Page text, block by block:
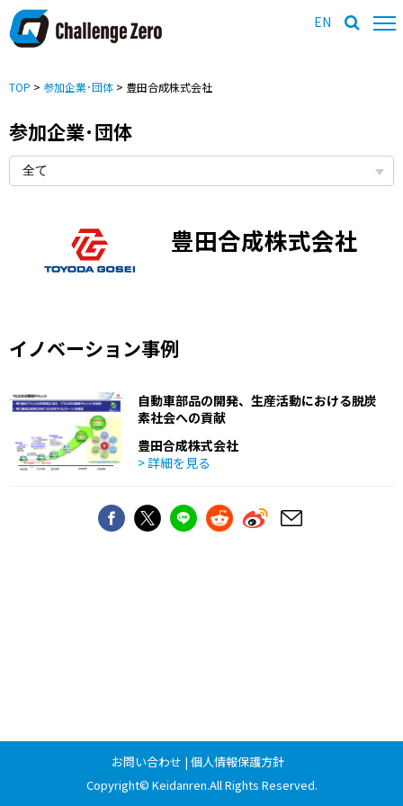
EN
TOP > 参加企業･団体 > 豊田合成株式会社
参加企業･団体
豊田合成株式会社
イノベーション事例
自動車部品の開発、生産活動における脱炭
素社会への貢献
豊田合成株式会社
> 詳細を見る
お問い合わせ | 個人情報保護方針
Copyright© Keidanren.All Rights Reserved.